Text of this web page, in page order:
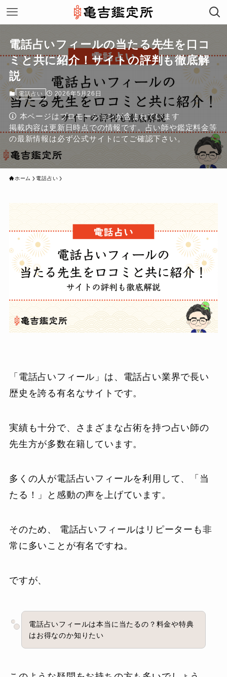
電話占いフィールの当たる先生を口コ
ミと共に紹介！サイトの評判も徹底解
説
電話占い 2026年5月26日
本ページはプロモーションが含まれています
掲載内容は更新日時点での情報です。占い師や鑑定料金等
の最新情報は必ず公式サイトにてご確認下さい。
ホーム 電話占い
「電話占いフィール」は、電話占い業界で長い
歴史を誇る有名なサイトです。
実績も十分で、さまざまな占術を持つ占い師の
先生方が多数在籍しています。
多くの人が電話占いフィールを利用して、「当
たる！」と感動の声を上げています。
そのため、 電話占いフィールはリピーターも非
常に多いことが有名ですね。
ですが、
電話占いフィールは本当に当たるの？料金や特典
はお得なのか知りたい